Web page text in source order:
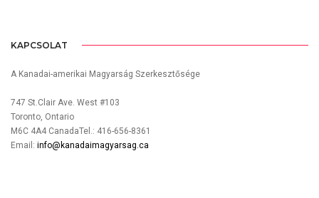
KAPCSOLAT
A Kanadai-amerikai Magyarság Szerkesztősége
747 St.Clair Ave. West #103
Toronto, Ontario
M6C 4A4 CanadaTel.: 416-656-8361
Email: info@kanadaimagyarsag.ca